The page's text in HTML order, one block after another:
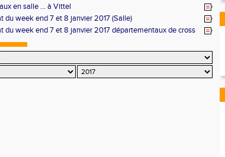
en salle ... à Vittel
du week end 7 et 8 janvier 2017 (Salle)
du week end 7 et 8 janvier 2017 départementaux de cross